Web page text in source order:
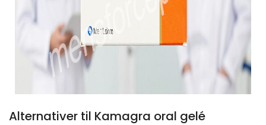
Alternativer til Kamagra oral gelé